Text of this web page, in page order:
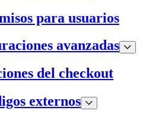
para usuarios
avanzadas
del checkout
externos